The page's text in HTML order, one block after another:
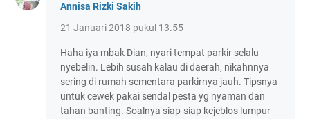
Annisa Rizki Sakih
21 Januari 2018 pukul 13.55
Haha iya mbak Dian, nyari tempat parkir selalu
nyebelin. Lebih susah kalau di daerah, nikahnnya
sering di rumah sementara parkirnya jauh. Tipsnya
untuk cewek pakai sendal pesta yg nyaman dan
tahan banting. Soalnya siap-siap kejeblos lumpur